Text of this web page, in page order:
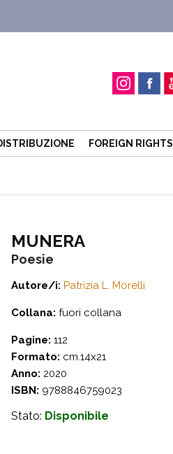
FOREIGN RIGHTS
MUNERA
Poesie
Autore/i: Patrizia L. Morelli
Collana: fuori collana
Pagine: 112
Formato: cm.14x21
Anno: 2020
ISBN: 9788846759023
Stato: Disponibile